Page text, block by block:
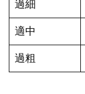
過細
適中
過粗